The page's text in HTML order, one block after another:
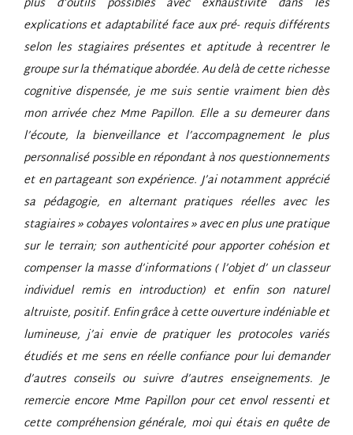
explications et adaptabilité face aux pré- requis différents
selon les stagiaires présentes et aptitude à recentrer le
groupe sur la thématique abordée.Au delà de cette richesse
cognitive dispensée, je me suis sentie vraiment bien dès
mon arrivée chez Mme Papillon. Elle a su demeurer dans
l’écoute, la bienveillance et l’accompagnement le plus
personnalisé possible en répondant à nos questionnements
et en partageant son expérience.J’ai notamment apprécié
sa pédagogie, en alternant pratiques réelles avec les
stagiaires » cobayes volontaires » avec en plus une pratique
sur le terrain; son authenticité pour apporter cohésion et
compenser la masse d’informations ( l’objet d’ un classeur
individuel remis en introduction) et enfin son naturel
altruiste, positif. Enfin grâce à cette ouverture indéniable et
lumineuse, j’ai envie de pratiquer les protocoles variés
étudiés et me sens en réelle confiance pour lui demander
d’autres conseils ou suivre d’autres enseignements.Je
remercie encore Mme Papillon pour cet envol ressenti et
cette compréhension générale, moi qui étais en quête de